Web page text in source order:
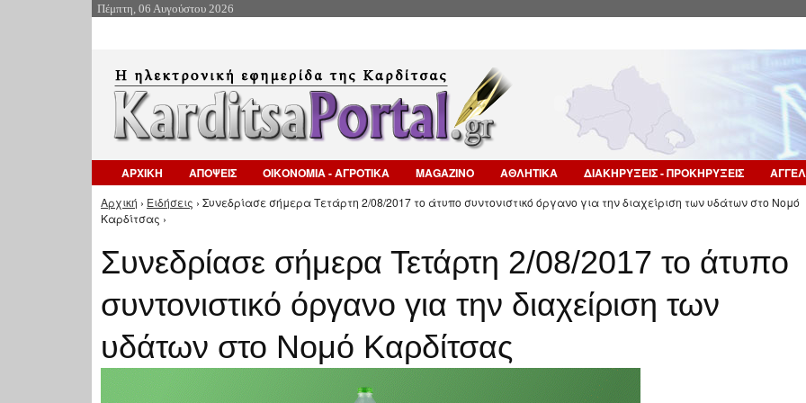
Πέμπτη, 06 Αυγούστου 2026
ΑΡΧΙΚΗ ΑΠΟΨΕΙΣ ΟΙΚΟΝΟΜΙΑ - ΑΓΡΟΤΙΚΑ MAGAZINO ΑΘΛΗΤΙΚΑ ΔΙΑΚΗΡΥΞΕΙΣ - ΠΡΟΚΗΡΥΞΕΙΣ
Είστε εδώ
Αρχική › Ειδήσεις › Συνεδρίασε σήμερα Τετάρτη 2/08/2017 το άτυπο συντονιστικό όργανο για την διαχείριση των υδάτων στο Νομό
Καρδίτσας ›
Συνεδρίασε σήμερα Τετάρτη 2/08/2017 το άτυπο
συντονιστικό όργανο για την διαχείριση των
υδάτων στο Νομό Καρδίτσας